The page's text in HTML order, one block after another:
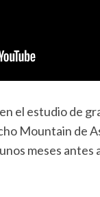
el estudio de
Mountain de
meses antes